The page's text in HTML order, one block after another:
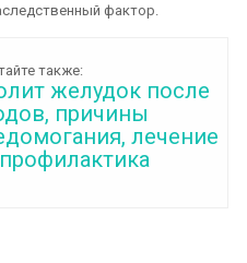
фактор.
также:
желудок после
причины
лечение